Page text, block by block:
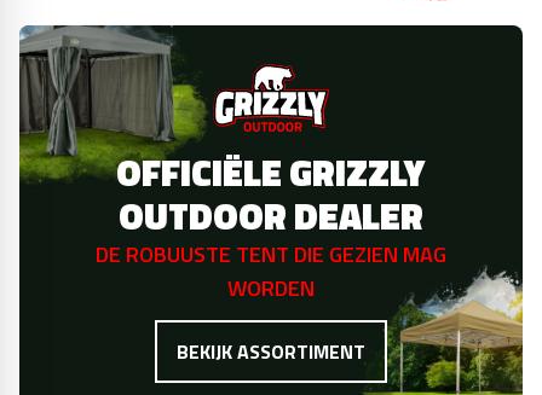
OFFICIËLE GRIZZLY
OUTDOOR DEALER
DE ROBUUSTE TENT DIE GEZIEN MAG
WORDEN
BEKIJK ASSORTIMENT